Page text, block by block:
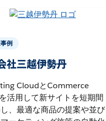
例
社三越伊勢丹
CloudとCommerce
活用して新サイトを短期間
、最適な商品の提案や並び